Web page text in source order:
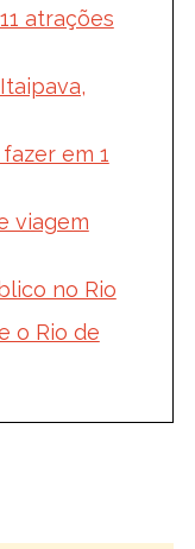
atrações
em 1
viagem
no Rio
o Rio de